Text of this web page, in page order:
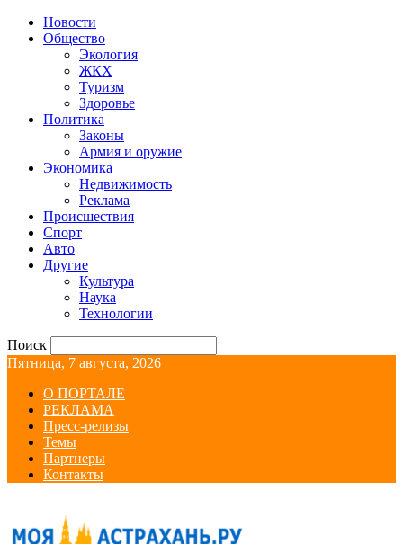
Новости
Общество
Экология
ЖКХ
Туризм
Здоровье
Политика
Законы
Армия и оружие
Экономика
Недвижимость
Реклама
Происшествия
Спорт
Авто
Другие
Культура
Наука
Технологии
Поиск
Пятница, 7 августа, 2026
О ПОРТАЛЕ
РЕКЛАМА
Пресс-релизы
Темы
Партнеры
Контакты